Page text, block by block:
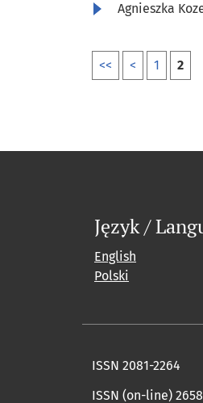
Agnieszka
<< < 1 2
Język /
English
Polski
ISSN 2081-2264
ISSN (on-line)